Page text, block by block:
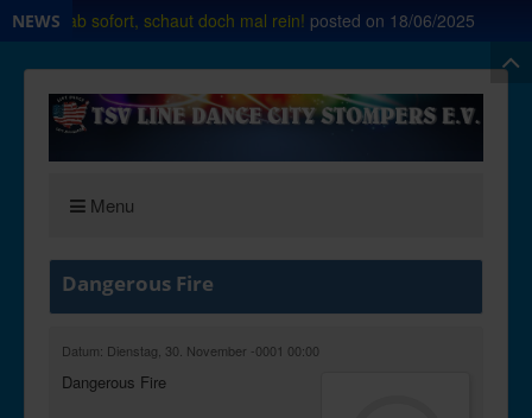
NEWS
Shop ab sofort, schaut doch mal rein! posted on 18/06/2025
Menu
Dangerous Fire
Datum: Dienstag, 30. November -0001 00:00
Dangerous Fire